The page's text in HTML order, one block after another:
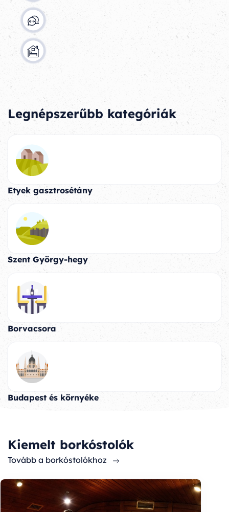
Legnépszerűbb kategóriák
Etyek gasztrosétány
Szent György-hegy
Borvacsora
Budapest és környéke
Kiemelt borkóstolók
Tovább a borkóstolókhoz